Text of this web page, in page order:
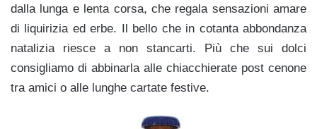
dalla lunga e lenta corsa, che regala sensazioni amare
di liquirizia ed erbe. Il bello che in cotanta abbondanza
natalizia riesce a non stancarti. Più che sui dolci
consigliamo di abbinarla alle chiacchierate post cenone
tra amici o alle lunghe cartate festive.